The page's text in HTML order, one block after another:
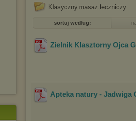
Klasyczny.masaż.leczniczy
sortuj według:
Zielnik Klasztorny Ojca
Apteka natury - Jadwiga